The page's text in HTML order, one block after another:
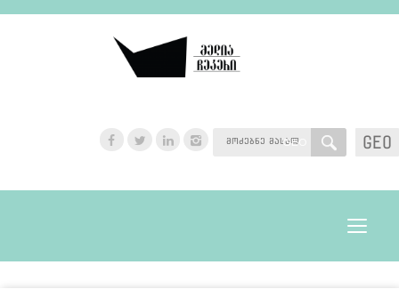
GEO
GEO
Toggle